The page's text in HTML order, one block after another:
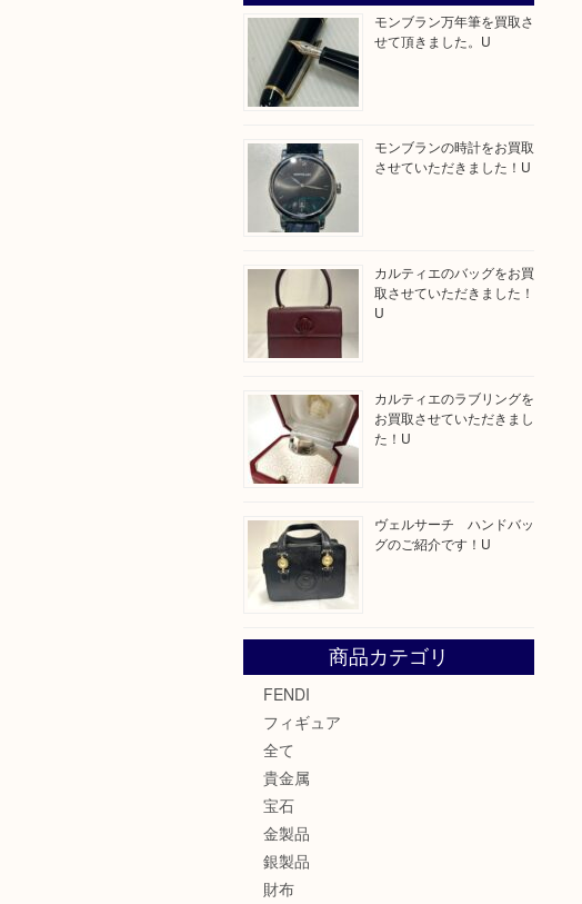
モンブラン万年筆を買取さ
せて頂きました。U
モンブランの時計をお買取
させていただきました！U
カルティエのバッグをお買
取させていただきました！
U
カルティエのラブリングを
お買取させていただきまし
た！U
ヴェルサーチ ハンドバッ
グのご紹介です！U
商品カテゴリ
FENDI
フィギュア
全て
貴金属
宝石
金製品
銀製品
財布